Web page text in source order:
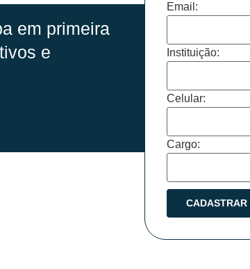
em primeira
e
Email:
Instituição:
Celular:
Cargo: